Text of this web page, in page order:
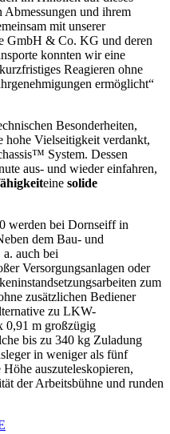
und ihrem
mit unserer
GmbH & Co. KG und deren
konnten wir eine
Reagieren ohne
ermöglicht“
Besonderheiten,
hohe Vielseitigkeit verdankt,
System. Dessen
aus- und wieder einfahren,
eine solide
werden bei Dornseiff in
dem Bau- und
auch bei
Versorgungsanlagen oder
zum
zusätzlichen Bediener
zu LKW-
0,91 m großzügig
bis zu 340 kg Zuladung
in weniger als fünf
auszuteleskopieren,
der Arbeitsbühne und runden